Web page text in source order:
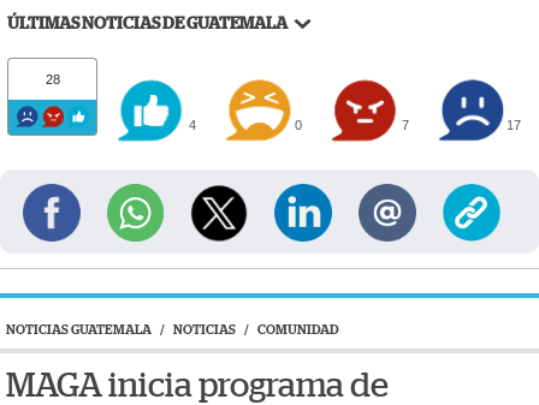
ÚLTIMAS NOTICIAS DE GUATEMALA
28
4 0 7 17
NOTICIAS GUATEMALA / NOTICIAS / COMUNIDAD
MAGA inicia programa de